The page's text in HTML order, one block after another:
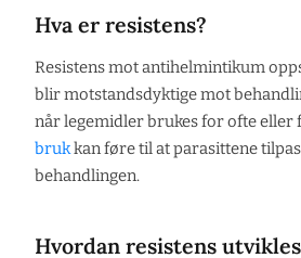
Hva er resistens?
Resistens mot antihelmintikum
blir motstandsdyktige mot
når legemidler brukes for ofte eller
brukkan føre til at parasittene
behandlingen.
Hvordan resistens utvikles